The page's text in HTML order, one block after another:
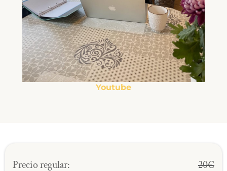
Youtube
Precio regular:
20€